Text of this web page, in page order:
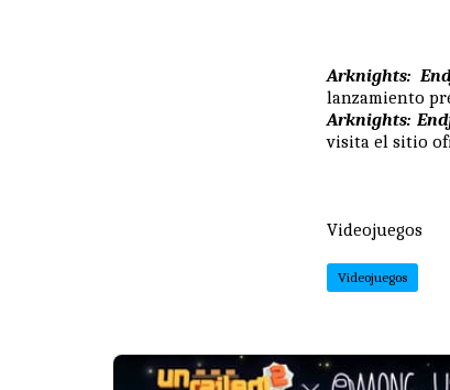
Arknights:
lanzamiento
Arknights:
visita el sitio
Videojuegos
Videojuegos